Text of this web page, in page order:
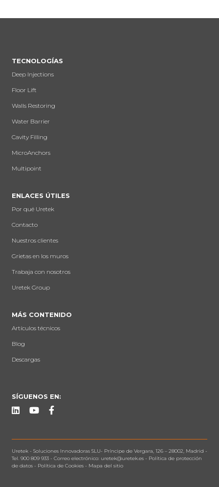
TECNOLOGÍAS
Deep Injections
Floor Lift
Walls Restoring
Water Barrier
Cavity Filling
MicroAnchors
Multipoint
ENLACES ÚTILES
Por qué Uretek
Contacto
Nuestros clientes
Grietas en los muros
Trabaja con nosotros
Uretek Group
MÁS CONTENIDO
Artículos técnicos
Blog
Descargas
SÍGUENOS EN:
Uretek - Soluciones Innovadoras SLU- Príncipe de Vergara, 126 – 28002, Madrid -
Tel. 900 809 933 - Correo electrónico: uretek@uretek.es - Política de protección
de datos - Política de Cookies - Mapa del sitio